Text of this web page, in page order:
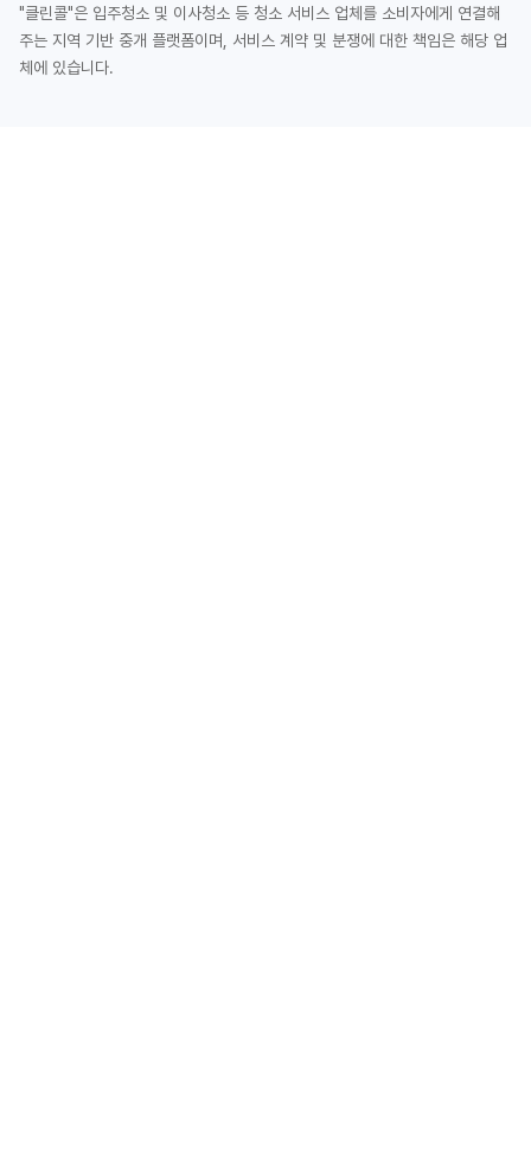
"클린콜"은 입주청소 및 이사청소 등 청소 서비스 업체를 소비자에게 연결해
주는 지역 기반 중개 플랫폼이며, 서비스 계약 및 분쟁에 대한 책임은 해당 업
체에 있습니다.